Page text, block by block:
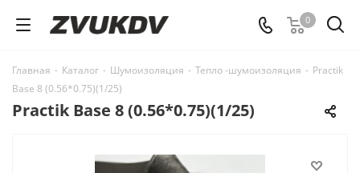
0
Главная - Каталог - Шумоизоляция - Тепло -шумоизоляция - Practik
Base 8 (0.56*0.75)(1/25)
Practik Base 8 (0.56*0.75)(1/25)